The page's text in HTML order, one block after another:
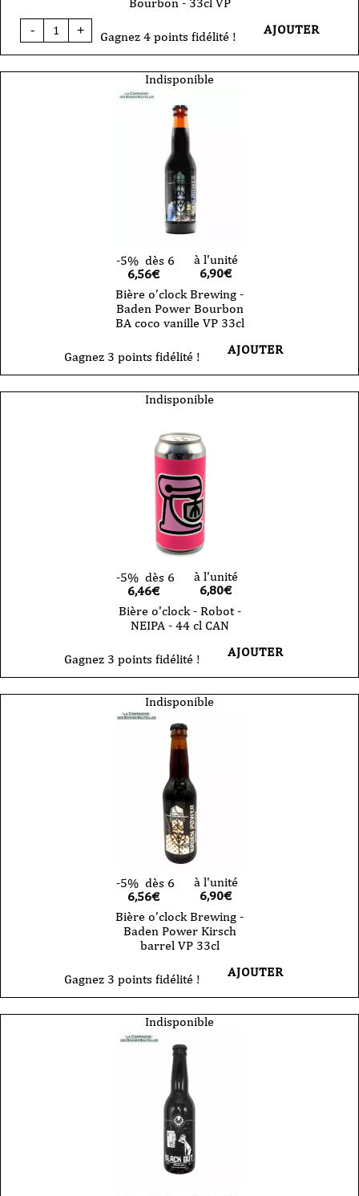
-
quantité
de
-
+ Gagnez 4 points fidélité ! AJOUTER
Indisponible
-5% dès 6
6,56€
à l'unité
6,90€
Bière o’clock Brewing -
Baden Power Bourbon
BA coco vanille VP 33cl
Gagnez 3 points fidélité ! AJOUTER
Indisponible
-5% dès 6
6,46€
à l'unité
6,80€
Bière o'clock - Robot -
NEIPA - 44 cl CAN
Gagnez 3 points fidélité ! AJOUTER
Indisponible
-5% dès 6
6,56€
à l'unité
6,90€
Bière o’clock Brewing -
Baden Power Kirsch
barrel VP 33cl
Gagnez 3 points fidélité ! AJOUTER
Indisponible